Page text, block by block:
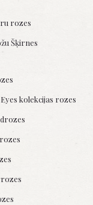
rozes
Šķirnes
kolekcijas rozes